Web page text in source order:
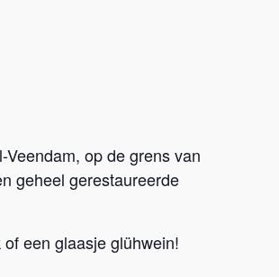
op de grens van
geheel gerestaureerde
een glaasje glühwein!